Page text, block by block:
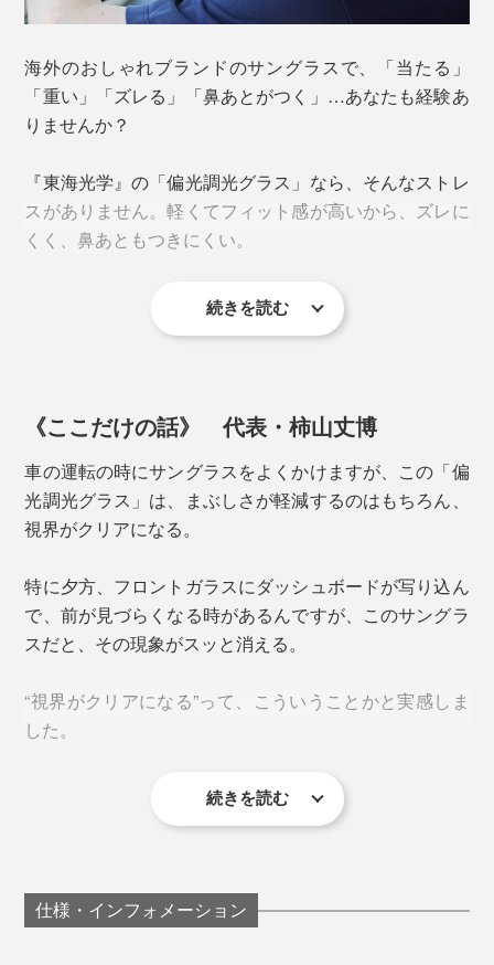
※参天製薬「意外と知らない!? 「目の紫外線対策」のウソ・ホント
① 「目の日焼け」が「肌の日焼け」の一因に
目に強い紫外線が入ると、それを察知した脳が防御反応
や体のUVケアを頑張っていても、目を無防備にさらし
ていると、せっかくの努力が台無しに。
② 目の病気の一因に
紫外線により角質がダメージを受けると、充血や痛みの
て知られています。
さらに、日本人は欧米人に比べて、浴びる紫外線の量が
1.66倍。彫りの深くない日本人は、さまざまな角度から
目の健康のためにも、美容のためにも、サングラスの
海外のおしゃれブランドのサングラスで、「当たる」
「重い」「ズレる」「鼻あとがつく」…あなたも経験あ
りませんか？
『東海光学』の「偏光調光グラス」なら、そんなストレ
スがありません。軽くてフィット感が高いから、ズレに
くく、鼻あともつきにくい。
重量はたったの23g。レンズもフレームも軽量なプラス
日本人の骨格に合わせ、 鼻パッドを高めに設定
トに支えつつ、まつ毛や頬が当たるのを防いでいます。
つ、長時間かけても痛くなりにくい、快適なかけ心地が
続きを読む
《ここだけの話》 代表・柿山丈博
車の運転の時にサングラスをよくかけますが、この「偏
光調光グラス」は、まぶしさが軽減するのはもちろん、
視界がクリアになる。
特に夕方、フロントガラスにダッシュボードが写り込ん
で、前が見づらくなる時があるんですが、このサングラ
スだと、その現象がスッと消える。
“視界がクリアになる”って、こういうことかと実感しま
した。
続きを読む
仕様・インフォメーション